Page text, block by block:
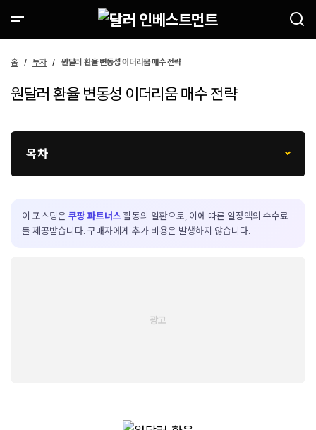
홈 투자 원달러 환율 변동성 이더리움 매수 전략
원달러 환율 변동성 이더리움 매수 전략
목차
이 포스팅은 쿠팡 파트너스 활동의 일환으로, 이에 따른 일정액의 수수료
를 제공받습니다. 구매자에게 추가 비용은 발생하지 않습니다.